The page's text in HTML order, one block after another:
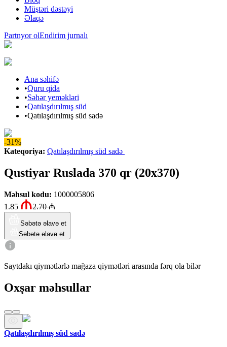
Müştəri dəstəyi
Əlaqə
Partnyor olEndirim jurnalı
Ana səhifə
•Quru qida
•Səhər yeməkləri
•Qatılaşdırılmış süd
•Qatılaşdırılmış süd sadə
-31%
Kateqoriya: Qatılaşdırılmış süd sadə
Qustiyar Ruslada 370 qr (20x370)
Məhsul kodu: 1000005806
1.85
2.70₼
Səbətə əlavə et
Səbətə əlavə et
Saytdakı qiymətlərlə mağaza qiymətləri arasında fərq ola bilər
Oxşar məhsullar
Qatılaşdırılmış süd sadə